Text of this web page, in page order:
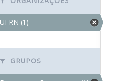
UFRN (1)
GRUPOS